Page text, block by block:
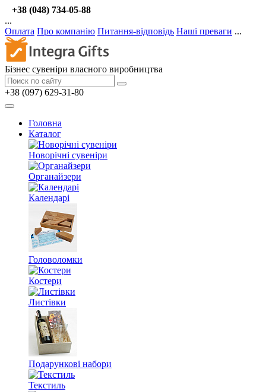
+38 (048) 734-05-88
...
Оплата Про компанію Питання-відповідь Наші преваги ...
Бізнес сувеніри власного виробництва
+38 (097) 629-31-80
Головна
Каталог
Новорічні сувеніри
Органайзери
Календарі
Головоломки
Костери
Листівки
Подарункові набори
Текстиль